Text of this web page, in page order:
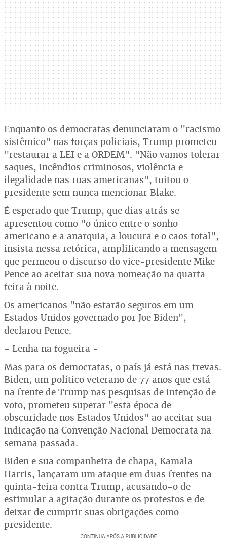
Enquanto os democratas denunciaram o "racismo
sistêmico" nas forças policiais, Trump prometeu
"restaurar a LEI e a ORDEM". "Não vamos tolerar
saques, incêndios criminosos, violência e
ilegalidade nas ruas americanas", tuitou o
presidente sem nunca mencionar Blake.
É esperado que Trump, que dias atrás se
apresentou como "o único entre o sonho
americano e a anarquia, a loucura e o caos total",
insista nessa retórica, amplificando a mensagem
que permeou o discurso do vice-presidente Mike
Pence ao aceitar sua nova nomeação na quarta-
feira à noite.
Os americanos "não estarão seguros em um
Estados Unidos governado por Joe Biden",
declarou Pence.
- Lenha na fogueira -
Mas para os democratas, o país já está nas trevas.
Biden, um político veterano de 77 anos que está
na frente de Trump nas pesquisas de intenção de
voto, prometeu superar "esta época de
obscuridade nos Estados Unidos" ao aceitar sua
indicação na Convenção Nacional Democrata na
semana passada.
Biden e sua companheira de chapa, Kamala
Harris, lançaram um ataque em duas frentes na
quinta-feira contra Trump, acusando-o de
estimular a agitação durante os protestos e de
deixar de cumprir suas obrigações como
presidente.